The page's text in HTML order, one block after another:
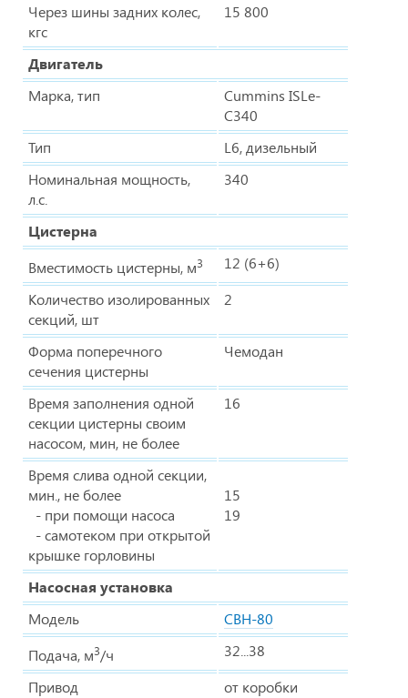
Через шины задних колес,
кгс
15 800
Двигатель
Марка, тип
Cummins ISLe-
C340
Тип
L6, дизельный
Номинальная мощность,
л.с.
340
Цистерна
Вместимость цистерны, м3
12 (6+6)
Количество изолированных
секций, шт
2
Форма поперечного
сечения цистерны
Чемодан
Время заполнения одной
секции цистерны своим
насосом, мин, не более
16
Время слива одной секции,
мин., не более
- при помощи насоса
- самотеком при открытой
крышке горловины
15
19
Насосная установка
Модель
СВН-80
Подача, м3/ч
32...38
Привод
от коробки